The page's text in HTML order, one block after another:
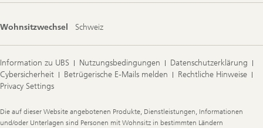
Wohnsitzwechsel Schweiz
Information zu UBS Nutzungsbedingungen
Datenschutzerklärung
Cybersicherheit
Betrügerische E-Mails melden
Rechtliche Hinweise
Privacy Settings
Legal
Information
Die auf dieser Website angebotenen Produkte, Dienstleistungen, Informationen
und/oder Unterlagen sind Personen mit Wohnsitz in bestimmten Ländern